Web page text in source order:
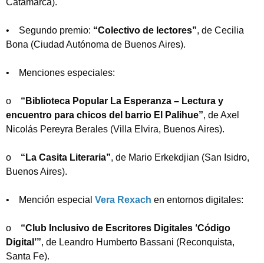
Tipea lo que deseas buscar y luego pulsa Enter:
Catamarca).
• Segundo premio: “Colectivo de lectores”, de Cecilia
Bona (Ciudad Autónoma de Buenos Aires).
• Menciones especiales:
o “Biblioteca Popular La Esperanza – Lectura y
encuentro para chicos del barrio El Palihue”, de Axel
Nicolás Pereyra Berales (Villa Elvira, Buenos Aires).
o “La Casita Literaria”, de Mario Erkekdjian (San Isidro,
Buenos Aires).
• Mención especial Vera Rexach en entornos digitales:
o
“Club Inclusivo de Escritores Digitales ‘Código
Digital’”, de Leandro Humberto Bassani (Reconquista,
Santa Fe).